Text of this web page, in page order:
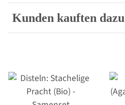
Kunden kauften